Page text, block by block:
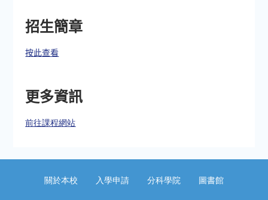
招生簡章
按此查看
更多資訊
前往課程網站
關於本校 入學申請 分科學院 圖書館